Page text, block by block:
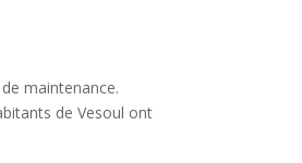
maintenance.
de Vesoul ont